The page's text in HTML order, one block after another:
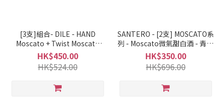
[3支]組合- DILE - HAND
Moscato + Twist Moscato
Peach Sparkling Wine + EL
JUGÓN Rosado Semi Sweet
Rosé
HK$450.00
HK$524.00
SANTERO - [2支] MOSCATO系
列 - Moscato微氣甜白酒 - 青檸
味+Moscato-水蜜桃味甜氣酒
HK$350.00
HK$696.00